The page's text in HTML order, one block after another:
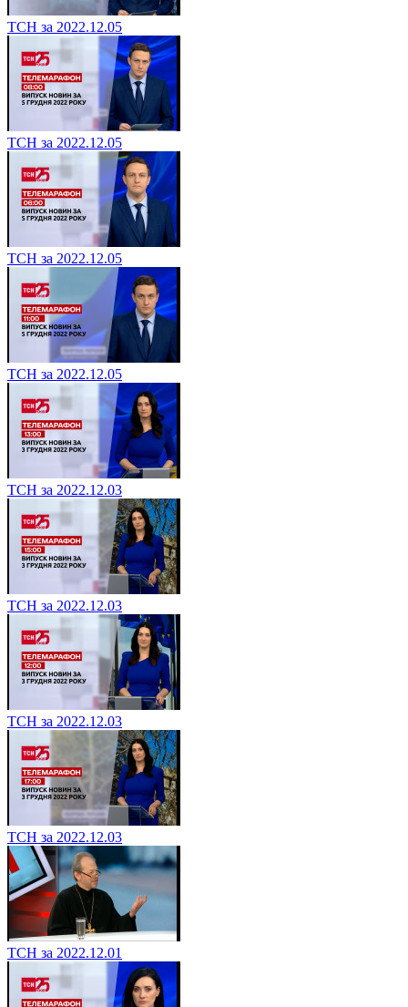
ТСН за 2022.12.05
ТСН за 2022.12.05
ТСН за 2022.12.05
ТСН за 2022.12.05
ТСН за 2022.12.03
ТСН за 2022.12.03
ТСН за 2022.12.03
ТСН за 2022.12.03
ТСН за 2022.12.01